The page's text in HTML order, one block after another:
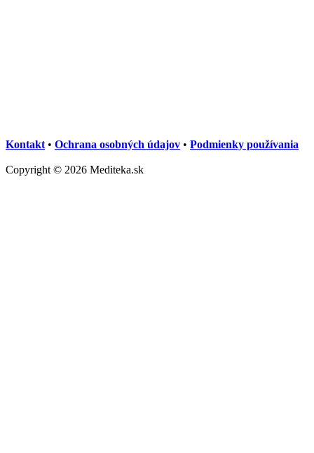
Kontakt• Ochrana osobných údajov • Podmienky používania
Copyright © 2026 Mediteka.sk